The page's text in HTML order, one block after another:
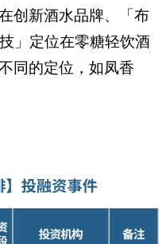
创新酒水品牌、「布
」定位在零糖轻饮酒
同的定位，如凤香